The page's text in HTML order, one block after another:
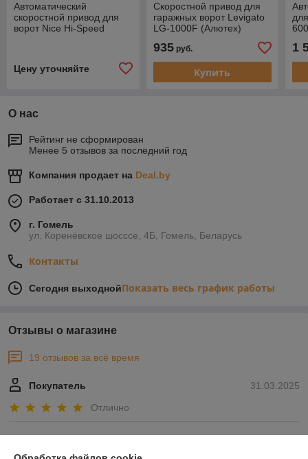
Автоматический
скоростной привод для
ворот Nice Hi-Speed
Цену уточняйте
Скоростной привод для
гаражных ворот Levigato
LG-1000F (Алютех)
935руб.
Купить
1
О нас
Рейтинг не сформирован
Менее 5 отзывов за последний год
Компания продает на Deal.by
Работает с 31.10.2013
г. Гомель
ул. Коренёвское шосссе, 4Б, Гомель, Беларусь
Контакты
Сегодня выходнойПоказать весь график работы
Отзывы о магазине
19 отзывов за всё время
31.03.2025
Покупатель
Отлично